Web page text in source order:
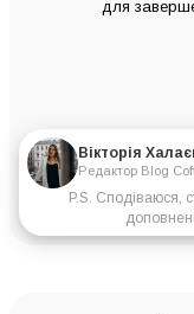
для
Вікторія
Редактор Blog
P.S. Сподіваюся,